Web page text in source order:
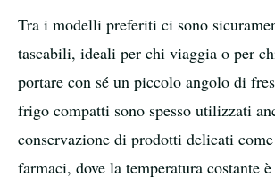
Tra i modelli preferiti ci sono
tascabili, ideali per chi viaggia o per
portare con sé un piccolo angolo di
frigo compatti sono spesso utilizzati
conservazione di prodotti delicati
farmaci, dove la temperatura costante